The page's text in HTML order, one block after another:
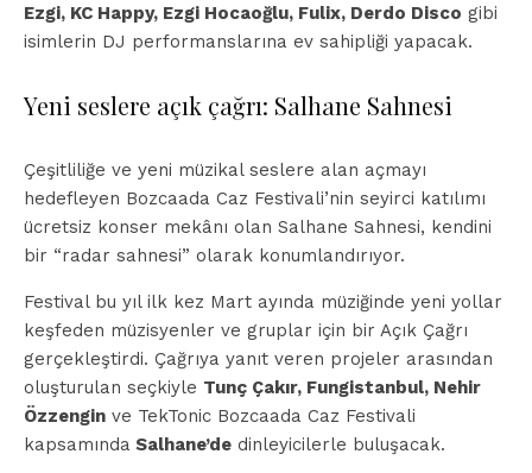
Ezgi, KC Happy, Ezgi Hocaoğlu, Fulix, Derdo Disco gibi
isimlerin DJ performanslarına ev sahipliği yapacak.
Yeni seslere açık çağrı: Salhane Sahnesi
Çeşitliliğe ve yeni müzikal seslere alan açmayı
hedefleyen Bozcaada Caz Festivali’nin seyirci katılımı
ücretsiz konser mekânı olan Salhane Sahnesi, kendini
bir “radar sahnesi” olarak konumlandırıyor.
Festival bu yıl ilk kez Mart ayında müziğinde yeni yollar
keşfeden müzisyenler ve gruplar için bir Açık Çağrı
gerçekleştirdi. Çağrıya yanıt veren projeler arasından
oluşturulan seçkiyle Tunç Çakır, Fungistanbul, Nehir
Özzengin ve TekTonic Bozcaada Caz Festivali
kapsamında Salhane’de dinleyicilerle buluşacak.